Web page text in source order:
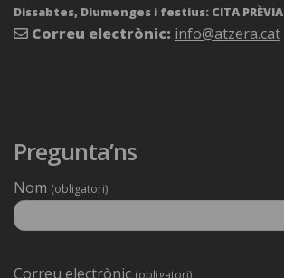
Dissabtes, Diumenges i festius: CITA PRÈVIA
Correu electrònic: info@atzera.cat
Pregunta’ns
Nom (obligatori)
Correu electrònic (obligatori)